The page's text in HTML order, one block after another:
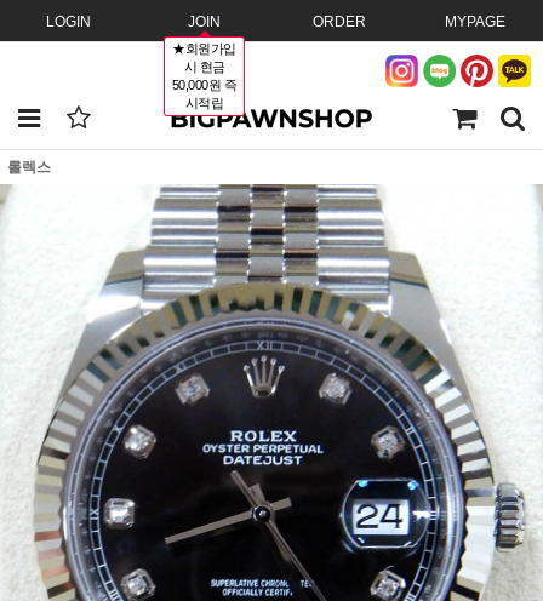
LOGIN JOIN
★회원가입
시 현금
50,000원 즉
시적립
ORDER MYPAGE
롤렉스